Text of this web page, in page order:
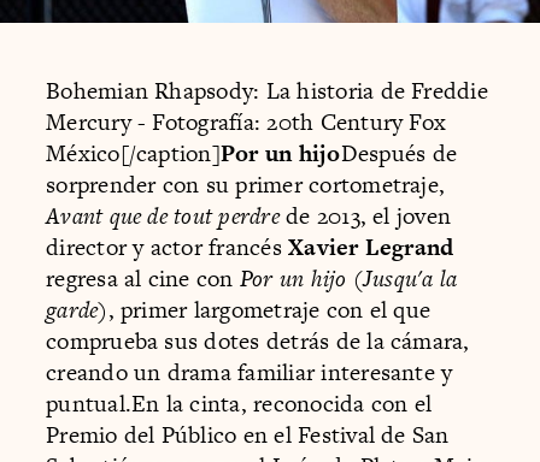
Bohemian Rhapsody: La historia de Freddie
Mercury - Fotografía: 20th Century Fox
México[/caption]Por un hijoDespués de
sorprender con su primer cortometraje,
Avant que de tout perdrede 2013, el joven
director y actor francésXavier Legrand
regresa al cine con Por un hijo (Jusqu'a la
garde), primer largometraje con el que
comprueba sus dotes detrás de la cámara,
creando un drama familiar interesante y
puntual.En la cinta, reconocida con el
Premio del Público en el Festival de San